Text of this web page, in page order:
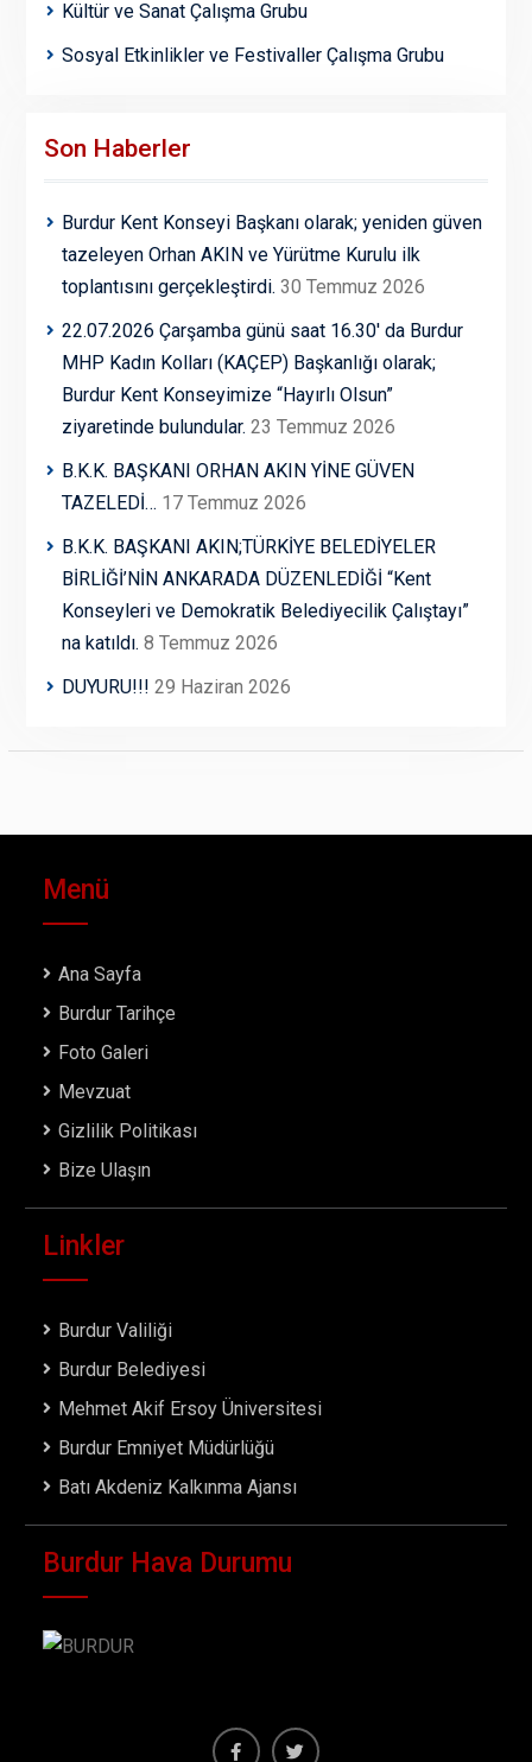
Kültür ve Sanat Çalışma Grubu
Sosyal Etkinlikler ve Festivaller Çalışma Grubu
Son Haberler
Burdur Kent Konseyi Başkanı olarak; yeniden güven
tazeleyen Orhan AKIN ve Yürütme Kurulu ilk
toplantısını gerçekleştirdi. 30 Temmuz 2026
22.07.2026 Çarşamba günü saat 16.30′ da Burdur
MHP Kadın Kolları (KAÇEP) Başkanlığı olarak;
Burdur Kent Konseyimize “Hayırlı Olsun”
ziyaretinde bulundular. 23 Temmuz 2026
B.K.K. BAŞKANI ORHAN AKIN YİNE GÜVEN
TAZELEDİ… 17 Temmuz 2026
B.K.K. BAŞKANI AKIN;TÜRKİYE BELEDİYELER
BİRLİĞİ’NİN ANKARADA DÜZENLEDİĞİ “Kent
Konseyleri ve Demokratik Belediyecilik Çalıştayı”
na katıldı. 8 Temmuz 2026
DUYURU!!! 29 Haziran 2026
Menü
Ana Sayfa
Burdur Tarihçe
Foto Galeri
Mevzuat
Gizlilik Politikası
Bize Ulaşın
Linkler
Burdur Valiliği
Burdur Belediyesi
Mehmet Akif Ersoy Üniversitesi
Burdur Emniyet Müdürlüğü
Batı Akdeniz Kalkınma Ajansı
Burdur Hava Durumu